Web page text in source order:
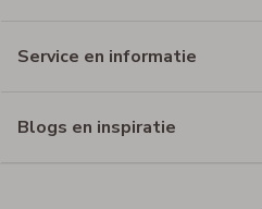
Service en informatie
Blogs en inspiratie